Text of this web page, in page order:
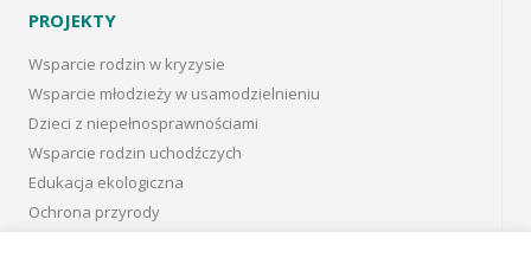
PROJEKTY
Wsparcie rodzin w kryzysie
Wsparcie młodzieży w usamodzielnieniu
Dzieci z niepełnosprawnościami
Wsparcie rodzin uchodźczych
Edukacja ekologiczna
Ochrona przyrody